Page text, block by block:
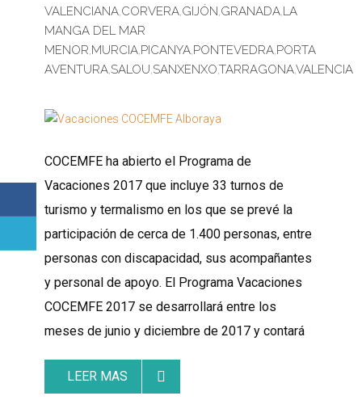
VALENCIANA,CORVERA,GIJÓN,GRANADA,LA
MANGA DEL MAR
MENOR,MURCIA,PICANYA,PONTEVEDRA,PORTA
AVENTURA,SALOU,SANXENXO,TARRAGONA,VALENCIA
COCEMFE ha abierto el Programa de
Vacaciones 2017 que incluye 33 turnos de
turismo y termalismo en los que se prevé la
participación de cerca de 1.400 personas, entre
personas con discapacidad, sus acompañantes
y personal de apoyo. El Programa Vacaciones
COCEMFE 2017 se desarrollará entre los
meses de junio y diciembre de 2017 y contará
LEER MAS